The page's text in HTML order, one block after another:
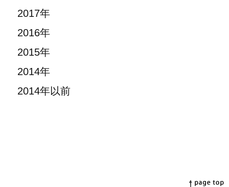
2017年
2016年
2015年
2014年
2014年以前